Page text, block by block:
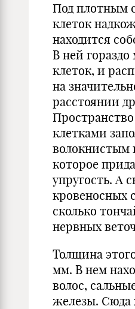
Под плотным
клеток
находится
В ней
клеток, и
на
расстоянии
клетками
волокнистым
которое
упругость. А
кровеносных
сколько
нервных
Толщина
мм. В нем
волос,
железы. Сюда